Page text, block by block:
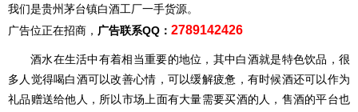
我们是贵州茅台镇白酒工厂一手货源。
广告位正在招商， 广告联系QQ： 2789142426
酒水在生活中有着相当重要的地位，其中白酒就是特色饮品，很
多人觉得喝白酒可以改善心情，可以缓解疲惫，有时候酒还可以作为
礼品赠送给他人，所以市场上面有大量需要买酒的人，售酒的平台也